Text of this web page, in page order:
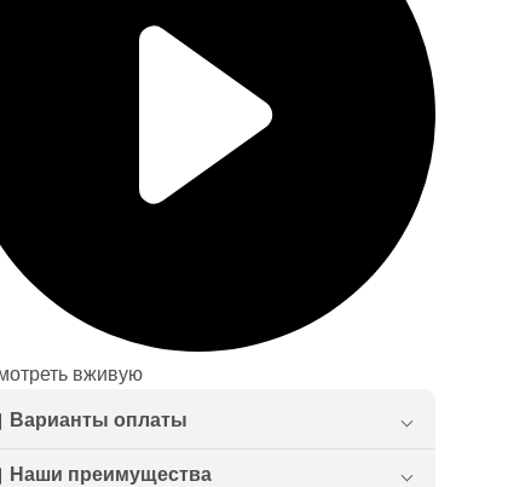
вживую
Варианты оплаты
Наши преимущества